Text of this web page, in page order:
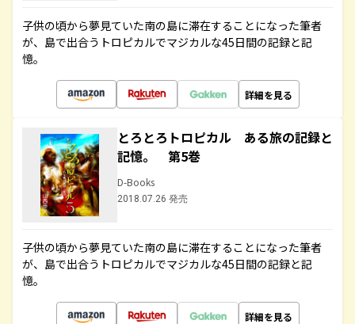
子供の頃から夢見ていた南の島に滞在することになった筆者
が、島で出合うトロピカルでマジカルな45日間の記録と記
憶。
詳細を見る
とろとろトロピカル ある旅の記録と
記憶。 第5巻
D-Books
2018.07.26 発売
子供の頃から夢見ていた南の島に滞在することになった筆者
が、島で出合うトロピカルでマジカルな45日間の記録と記
憶。
詳細を見る